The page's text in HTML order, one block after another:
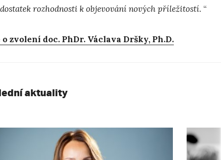
rozhodnosti k objevování nových příležitostí. “
o zvolení doc. PhDr. Václava Dršky, Ph.D.
aktuality